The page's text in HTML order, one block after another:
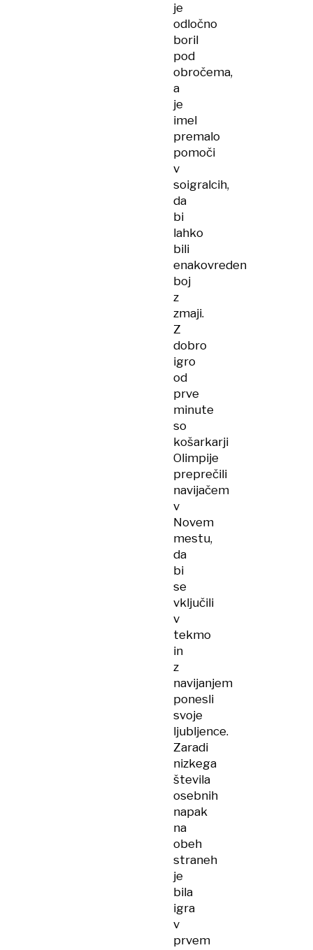
je
odločno
boril
pod
obročema,
a
je
imel
premalo
pomoči
v
soigralcih,
da
bi
lahko
bili
enakovreden
boj
z
zmaji.
Z
dobro
igro
od
prve
minute
so
košarkarji
Olimpije
preprečili
navijačem
v
Novem
mestu,
da
bi
se
vključili
v
tekmo
in
z
navijanjem
ponesli
svoje
ljubljence.
Zaradi
nizkega
števila
osebnih
napak
na
obeh
straneh
je
bila
igra
v
prvem